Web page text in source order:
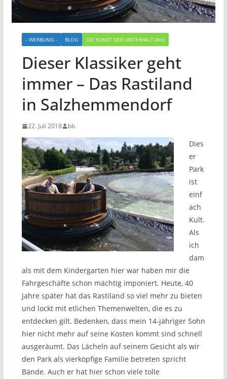
- WERBUNG - BLOG DIE KUNST DER UNTERHALTUNG
Dieser Klassiker geht
immer – Das Rastiland
in Salzhemmendorf
22. Juli 2018 bb
Dies
er
Park
ist
einf
ach
Kult.
Als
ich
dam
als mit dem Kindergarten hier war haben mir die
Fahrgeschäfte schon mächtig imponiert. Heute, 40
Jahre später hat das Rastiland so viel mehr zu bieten
und lockt mit etlichen Themenwelten, die es zu
entdecken gilt. Bedenken, dass mein 14-jähriger Sohn
hier nicht mehr auf seine Kosten kommt sind schnell
ausgeräumt. Das Lächeln auf seinem Gesicht als wir
den Park als vierköpfige Familie betreten spricht
Bände. Auch er hat hier schon viele tolle